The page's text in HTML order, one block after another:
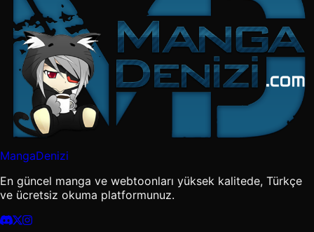
MangaDenizi
En güncel manga ve webtoonları yüksek kalitede, Türkçe
ve ücretsiz okuma platformunuz.